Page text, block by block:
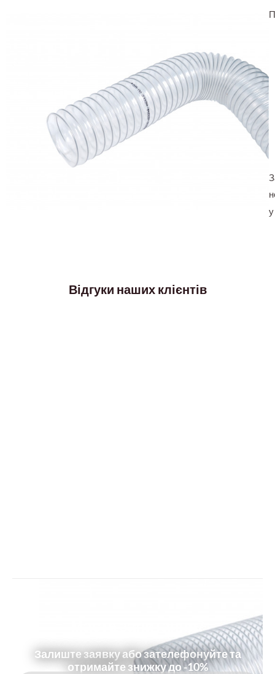
Відгуки наших клієнтів
Маєте запитання?
Залиште заявку або зателефонуйте та
отримайте знижку до -10%